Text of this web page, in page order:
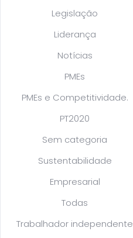
Legislação
Liderança
Notícias
PMEs
PMEs e Competitividade.
PT2020
Sem categoria
Sustentabilidade
Empresarial
Todas
Trabalhador independente